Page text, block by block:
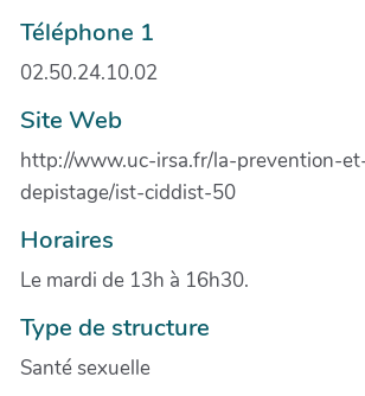
Téléphone 1
02.50.24.10.02
Site Web
http://www.uc-irsa.fr/la-prevention-
depistage/ist-ciddist-50
Horaires
Le mardi de 13h à 16h30.
Type de structure
Santé sexuelle